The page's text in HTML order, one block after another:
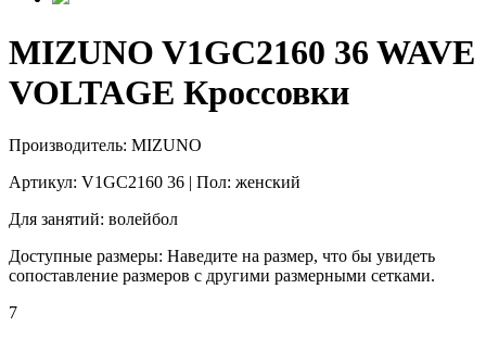
MIZUNO V1GC2160 36 WAVE
VOLTAGE Кроссовки
Производитель: MIZUNO
Артикул: V1GC2160 36 | Пол: женский
Для занятий: волейбол
Доступные размеры: Наведите на размер, что бы увидеть
сопоставление размеров с другими размерными сетками.
7